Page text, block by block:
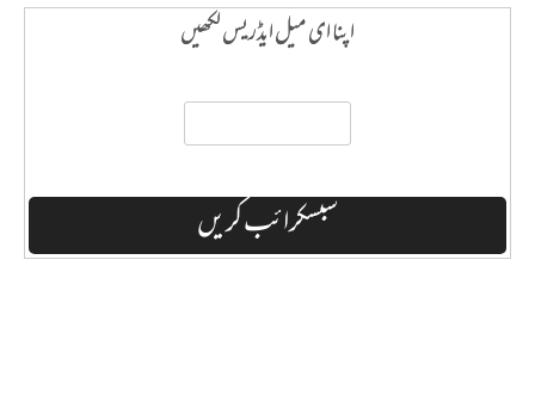
اپنا ای میل ایڈریس لکھیں